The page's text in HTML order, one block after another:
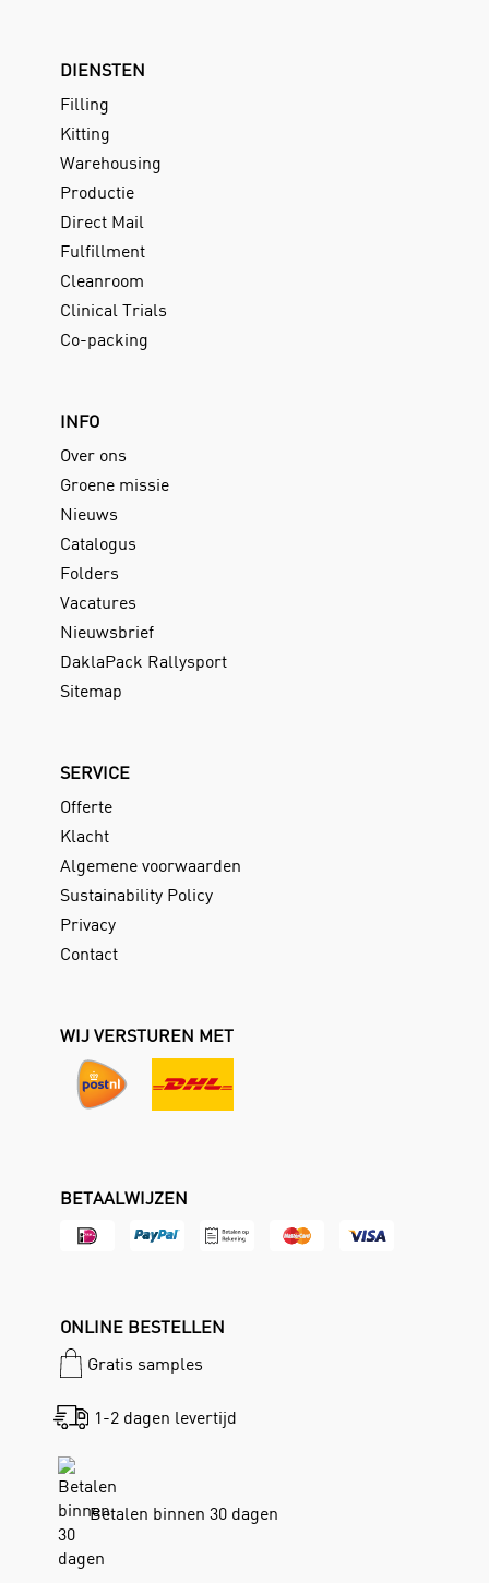
DIENSTEN
Filling
Kitting
Warehousing
Productie
Direct Mail
Fulfillment
Cleanroom
Clinical Trials
Co-packing
INFO
Over ons
Groene missie
Nieuws
Catalogus
Folders
Vacatures
Nieuwsbrief
DaklaPack Rallysport
Sitemap
SERVICE
Offerte
Klacht
Algemene voorwaarden
Sustainability Policy
Privacy
Contact
WIJ VERSTUREN MET
BETAALWIJZEN
ONLINE BESTELLEN
Gratis samples
1-2 dagen levertijd
Betalen binnen 30 dagen